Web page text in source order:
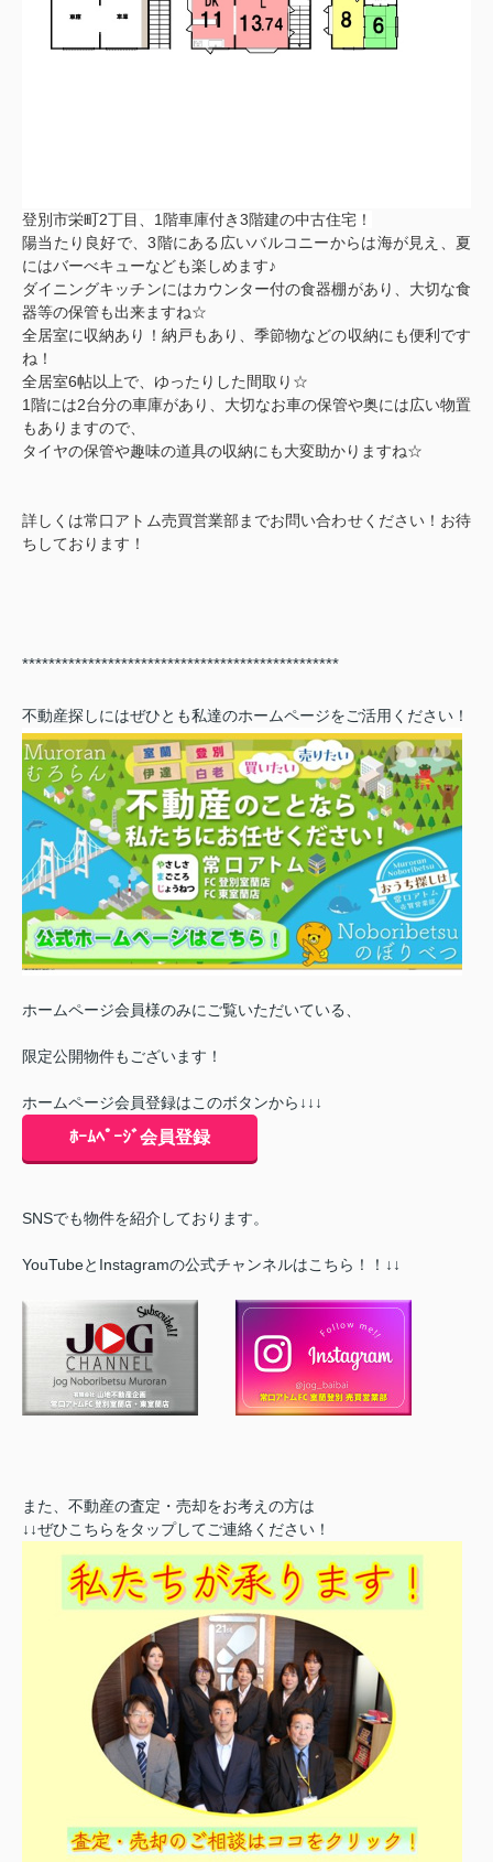
登別市栄町2丁目、1階車庫付き3階建の中古住宅！
陽当たり良好で、3階にある広いバルコニーからは海が見え、夏
にはバーべキューなども楽しめます♪
ダイニングキッチンにはカウンター付の食器棚があり、大切な食
器等の保管も出来ますね☆
全居室に収納あり！納戸もあり、季節物などの収納にも便利です
ね！
全居室6帖以上で、ゆったりした間取り☆
1階には2台分の車庫があり、大切なお車の保管や奥には広い物置
もありますので、
タイヤの保管や趣味の道具の収納にも大変助かりますね☆
詳しくは常口アトム売買営業部までお問い合わせください！お待
ちしております！
************************************************
不動産探しにはぜひとも私達のホームページをご活用ください！
ホームページ会員様のみにご覧いただいている、
限定公開物件もございます！
ホームページ会員登録はこのボタンから↓↓↓
ﾎｰﾑﾍﾟｰｼﾞ会員登録
SNSでも物件を紹介しております。
YouTubeとInstagramの公式チャンネルはこちら！！↓↓
また、不動産の査定・売却をお考えの方は
↓↓ぜひこちらをタップしてご連絡ください！